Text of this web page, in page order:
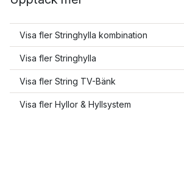
Visa fler Stringhylla kombination
Visa fler Stringhylla
Visa fler String TV-Bänk
Visa fler Hyllor & Hyllsystem